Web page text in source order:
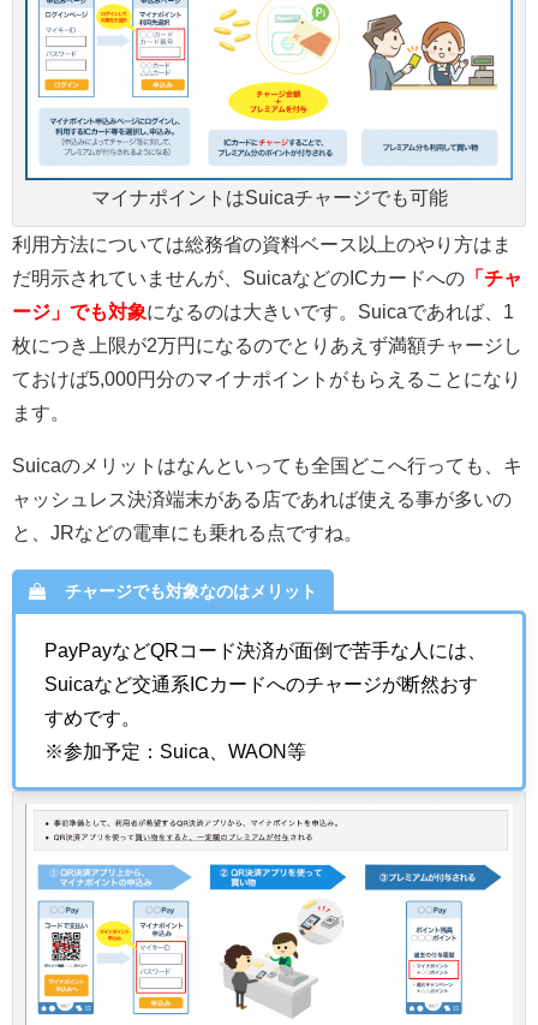
マイナポイントはSuicaチャージでも可能
利用方法については総務省の資料ベース以上のやり方はま
だ明示されていませんが、SuicaなどのICカードへの 「チャ
ージ」でも対象になるのは大きいです。Suicaであれば、1
枚につき上限が2万円になるのでとりあえず満額チャージし
ておけば5,000円分のマイナポイントがもらえることになり
ます。
Suicaのメリットはなんといっても全国どこへ行っても、キ
ャッシュレス決済端末がある店であれば使える事が多いの
と、JRなどの電車にも乗れる点ですね。
チャージでも対象なのはメリット
PayPayなどQRコード決済が面倒で苦手な人には、
Suicaなど交通系ICカードへのチャージが断然おす
すめです。
※参加予定：Suica、WAON等